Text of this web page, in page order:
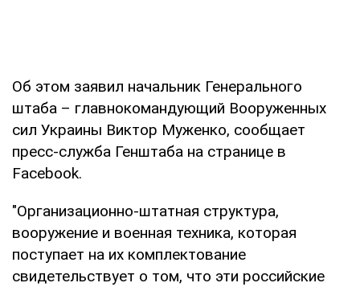
Об этом заявил начальник Генерального
штаба – главнокомандующий Вооруженных
сил Украины Виктор Муженко, сообщает
пресс-служба Генштаба на странице в
Facebook.
"Организационно-штатная структура,
вооружение и военная техника, которая
поступает на их комплектование
свидетельствует о том, что эти российские